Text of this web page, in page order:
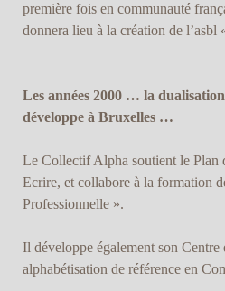
première fois en communauté
donnera lieu à la création de l’asbl
Les années 2000 … la
développe à Bruxelles …
Le Collectif Alpha soutient le Plan
Ecrire, et collabore à la formation
Professionnelle ».
Il développe également son
alphabétisation de référence en